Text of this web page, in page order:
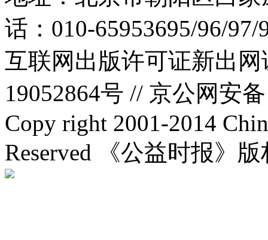
话：010-65953695/96/
互联网出版许可证新出
19052864号 // 京公网安
Copy right 2001-2014
Reserved 《公益时报》